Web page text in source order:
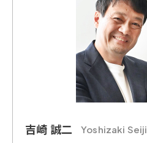
吉崎 誠二 Yoshizaki Seiji